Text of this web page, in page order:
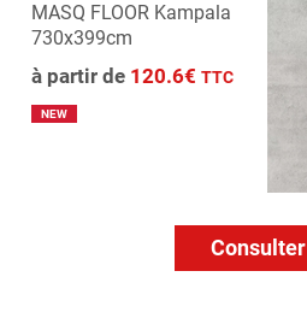
MASQ FLOOR Kampala
730x399cm
à partir de 120.6€ TTC
NEW
Consulter